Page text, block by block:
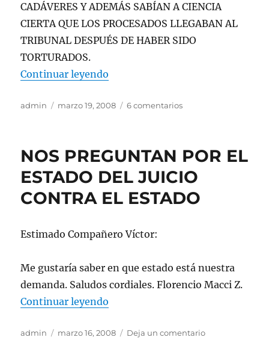
CADÁVERES Y ADEMÁS SABÍAN A CIENCIA
CIERTA QUE LOS PROCESADOS LLEGABAN AL
TRIBUNAL DESPUÉS DE HABER SIDO
TORTURADOS.
Continuar leyendo
Autor
admin
Publicado
marzo 19, 2008 6 comentariosen
A
OFICIALES
Y
SUBOFICIALES
NOS PREGUNTAN POR EL
ESTADO DEL JUICIO
CONTRA EL ESTADO
Estimado Compañero Víctor:
Me gustaría saber en que estado está nuestra
demanda. Saludos cordiales. Florencio Macci Z.
Continuar leyendo
Autor
admin
Publicado
marzo 16, 2008 Deja un comentarioen